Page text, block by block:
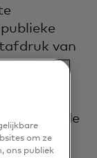
van
zich
in de
om ze
ons publiek